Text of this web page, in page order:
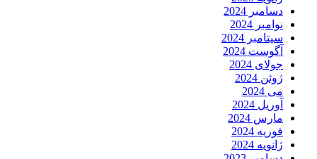
دسامبر 2024
نوامبر 2024
سپتامبر 2024
آگوست 2024
جولای 2024
ژوئن 2024
می 2024
آوریل 2024
مارس 2024
فوریه 2024
ژانویه 2024